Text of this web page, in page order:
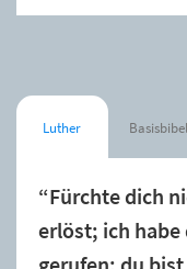
Luther Basisbibel
“Fürchte dich
erlöst; ich habe